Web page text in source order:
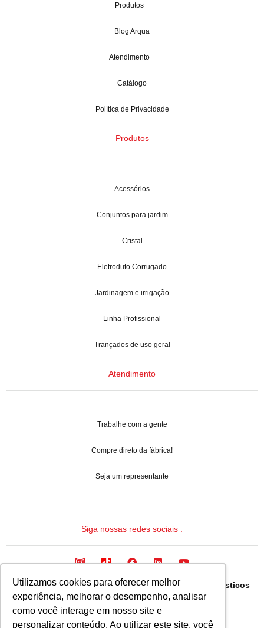
Utilizamos cookies para oferecer melhor
experiência, melhorar o desempenho, analisar
como você interage em nosso site e
personalizar conteúdo. Ao utilizar este site, você
Produtos
Blog Arqua
Atendimento
Catálogo
Política de Privacidade
Produtos
Acessórios
Conjuntos para jardim
Cristal
Eletroduto Corrugado
Jardinagem e irrigação
Linha Profissional
Trançados de uso geral
Atendimento
Trabalhe com a gente
Compre direto da fábrica!
Seja um representante
Siga nossas redes sociais :
Arqua Industria Brasileira de Mangueiras e Termoplasticos
Ltda.
CNPJ: 08.133.315/0001-19